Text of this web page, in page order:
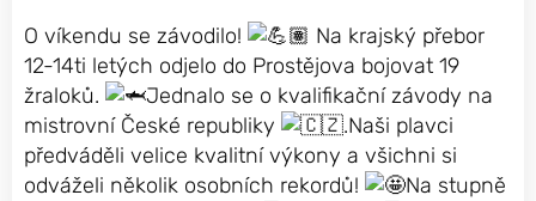
O víkendu se závodilo!
Na krajský přebor
12-14ti letých odjelo do Prostějova bojovat 19
žraloků.
Jednalo se o kvalifikační závody na
mistrovní České republiky
.Naši plavci
předváděli velice kvalitní výkony a všichni si
odváželi několik osobních rekordů!
Na stupně